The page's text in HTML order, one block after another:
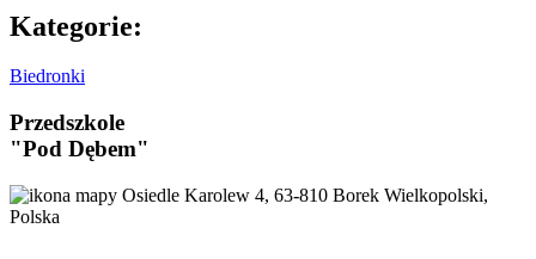
Kategorie:
Biedronki
Przedszkole
"Pod Dębem"
Osiedle Karolew 4, 63-810 Borek Wielkopolski,
Polska